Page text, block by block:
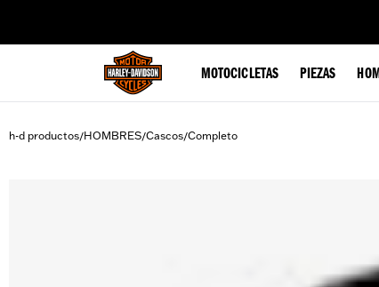
MOTOCICLETAS PIEZAS
h-d productos/HOMBRES/Cascos/Completo